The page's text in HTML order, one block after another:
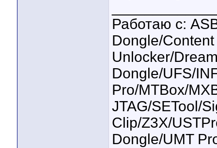
Работаю с:
Dongle/
Unlocker/
Dongle/UFS/
Pro/MTBox/
JTAG/SETool/
Clip/Z3X/
Dongle/UMT